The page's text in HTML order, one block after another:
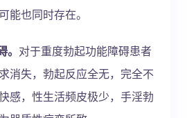
能也同时存在。
对于重度勃起功能障碍患者
消失，勃起反应全无，完全不
感，性生活频皮极少，手淫勃